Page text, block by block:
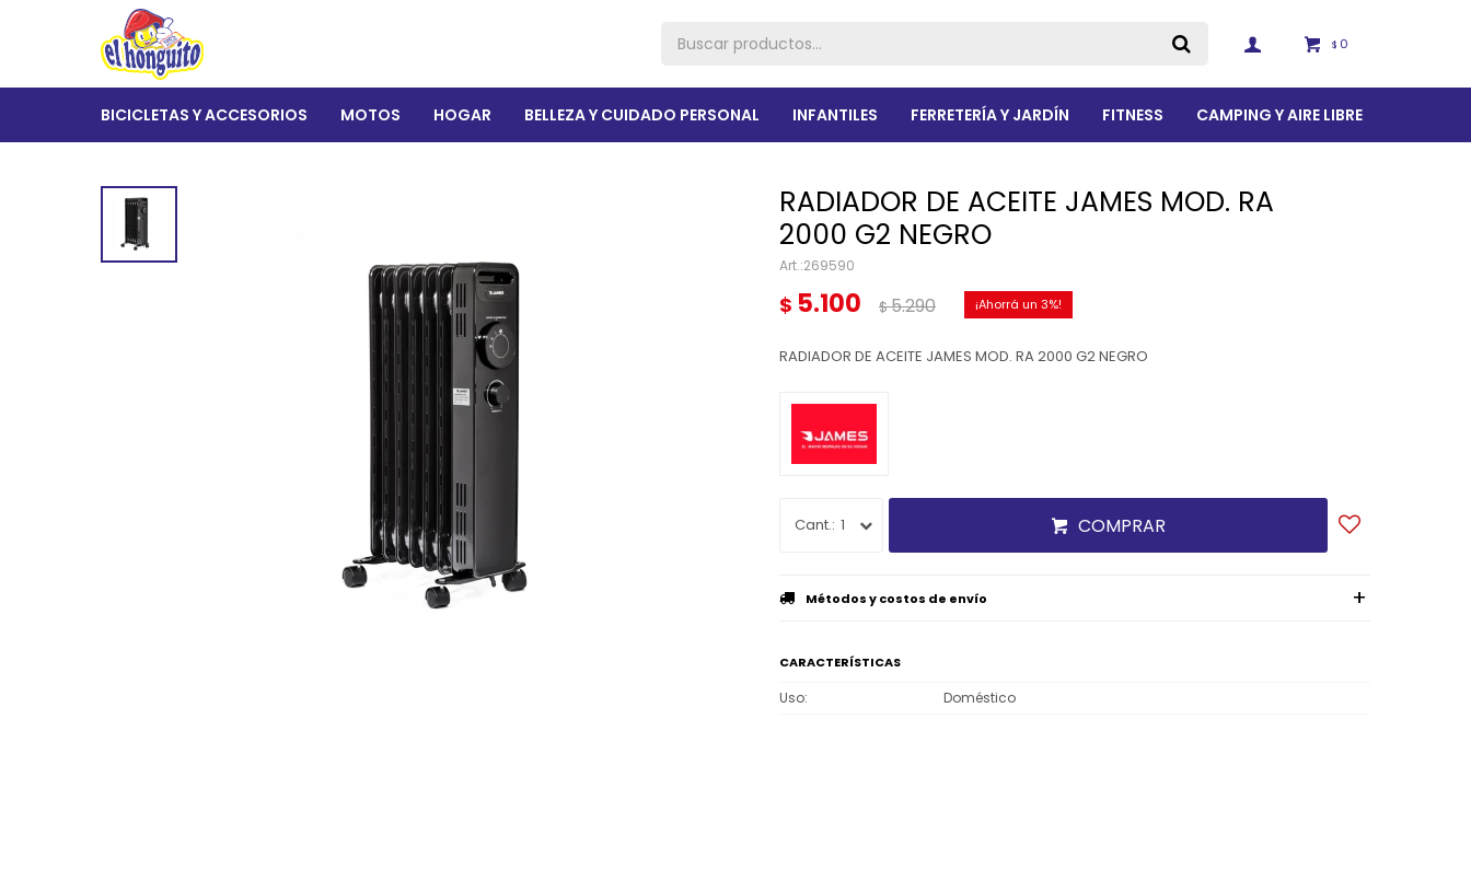
BICICLETAS Y ACCESORIOS MOTOS HOGAR BELLEZA Y CUIDADO PERSONAL INFANTILES FERRETERÍA Y JARDÍN FITNESS CAMPING Y AIRE LIBRE
$ 0
RADIADOR DE ACEITE JAMES MOD. RA
2000 G2 NEGRO
269590
$ 5.100 $5.290 3
RADIADOR DE ACEITE JAMES MOD. RA 2000 G2 NEGRO
1 COMPRAR
Métodos y costos de envío
CARACTERÍSTICAS
Uso Doméstico